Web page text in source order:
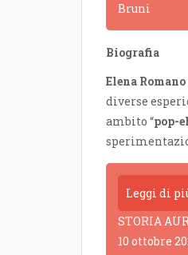
Bruni
Biografia
Elena Romano
diverse
ambito “pop-
Leggi di
STORIA
10 ottobre